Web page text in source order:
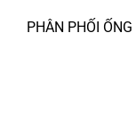
PHÂN PHỐI